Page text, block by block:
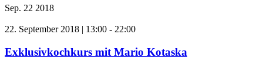
Sep. 22 2018
22. September 2018 | 13:00 - 22:00
Exklusivkochkurs mit Mario Kotaska